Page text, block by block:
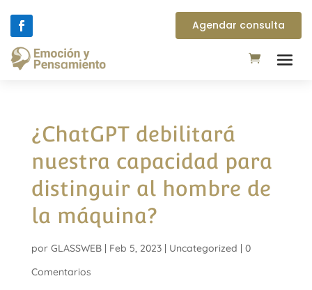
Agendar consulta
¿ChatGPT debilitará
nuestra capacidad para
distinguir al hombre de
la máquina?
por GLASSWEB| Feb 5, 2023| Uncategorized | 0
Comentarios